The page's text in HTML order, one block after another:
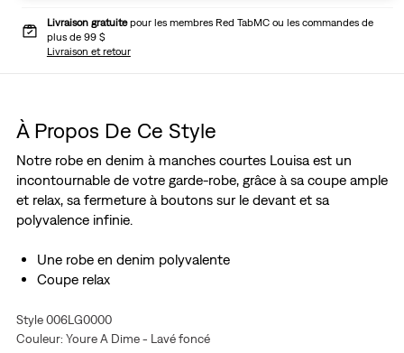
Livraison gratuitepour les membres Red TabMC ou les commandes de
plus de 99 $
Livraison et retour
À Propos De Ce Style
Notre robe en denim à manches courtes Louisa est un
incontournable de votre garde-robe, grâce à sa coupe ample
et relax, sa fermeture à boutons sur le devant et sa
polyvalence infinie.
Une robe en denim polyvalente
Coupe relax
Style 006LG0000
Couleur: Youre A Dime - Lavé foncé